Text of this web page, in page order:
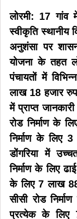
लोरमी: 17 गांव
स्वीकृति स्थानीय
अनुशंसा पर
योजना के तहत
पंचायतों में
लाख 18 हजार
में प्राप्त
रोड निर्माण के
निर्माण के लिए
डोंगरिया में
निर्माण के लिए
के लिए 7 लाख
सीसी रोड
प्रत्येक के लिए